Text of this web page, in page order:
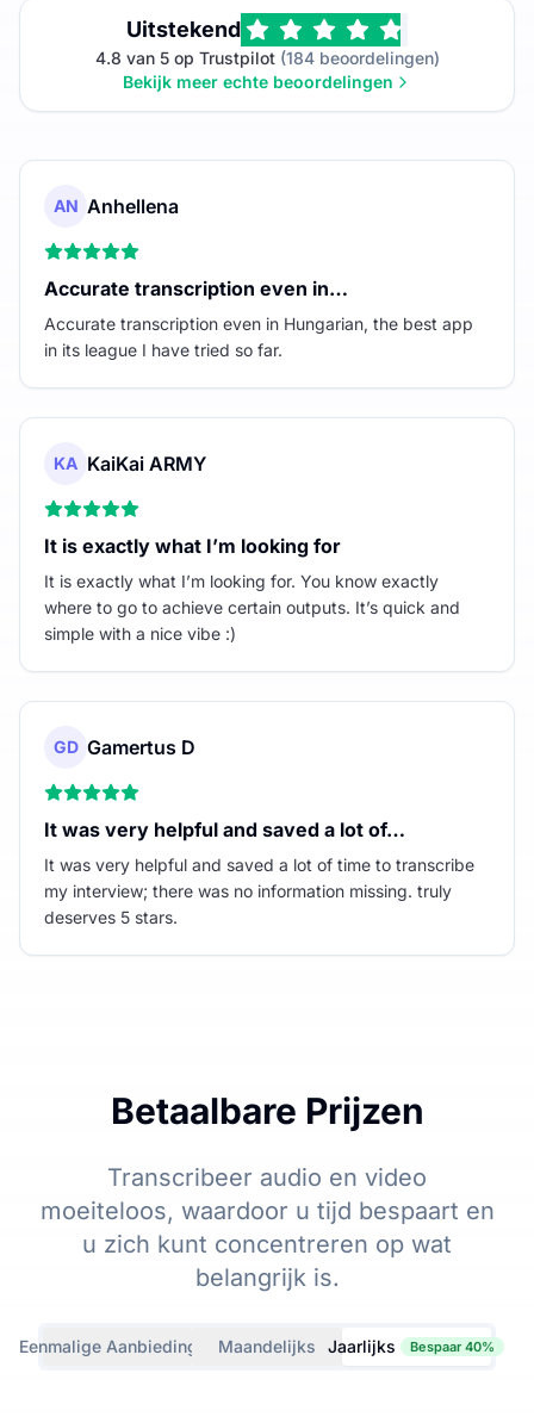
Uitstekend
4.8 van 5 op Trustpilot(184 beoordelingen)
Bekijk meer echte beoordelingen
AN Anhellena
Accurate transcription even in…
Accurate transcription even in Hungarian, the best app
in its league I have tried so far.
KA KaiKai ARMY
It is exactly what I’m looking for
It is exactly what I’m looking for. You know exactly
where to go to achieve certain outputs. It’s quick and
simple with a nice vibe :)
GD Gamertus D
It was very helpful and saved a lot of…
It was very helpful and saved a lot of time to transcribe
my interview; there was no information missing. truly
deserves 5 stars.
Betaalbare Prijzen
Transcribeer audio en video
moeiteloos, waardoor u tijd bespaart en
u zich kunt concentreren op wat
belangrijk is.
Eenmalige Aanbiedingen Maandelijks Jaarlijks Bespaar 40%